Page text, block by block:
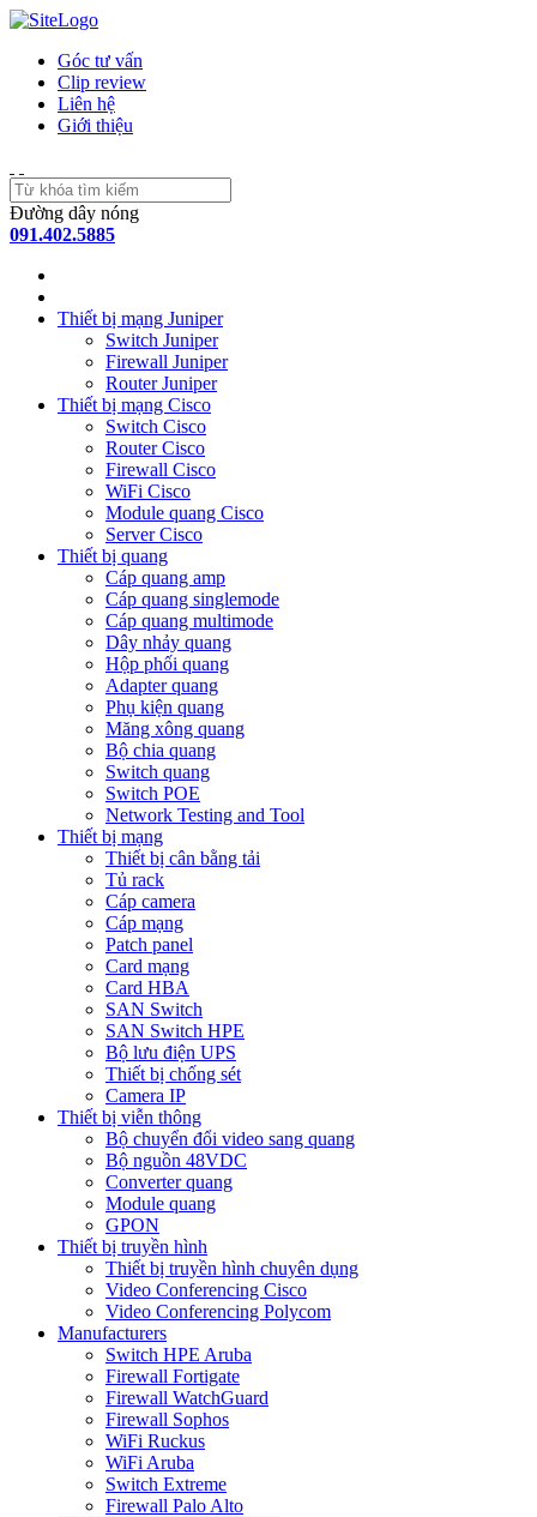
Góc tư vấn
Clip review
Liên hệ
Giới thiệu
Đường dây nóng
091.402.5885
Thiết bị mạng Juniper
Switch Juniper
Firewall Juniper
Router Juniper
Thiết bị mạng Cisco
Switch Cisco
Router Cisco
Firewall Cisco
WiFi Cisco
Module quang Cisco
Server Cisco
Thiết bị quang
Cáp quang amp
Cáp quang singlemode
Cáp quang multimode
Dây nhảy quang
Hộp phối quang
Adapter quang
Phụ kiện quang
Măng xông quang
Bộ chia quang
Switch quang
Switch POE
Network Testing and Tool
Thiết bị mạng
Thiết bị cân bằng tải
Tủ rack
Cáp camera
Cáp mạng
Patch panel
Card mạng
Card HBA
SAN Switch
SAN Switch HPE
Bộ lưu điện UPS
Thiết bị chống sét
Camera IP
Thiết bị viễn thông
Bộ chuyển đổi video sang quang
Bộ nguồn 48VDC
Converter quang
Module quang
GPON
Thiết bị truyền hình
Thiết bị truyền hình chuyên dụng
Video Conferencing Cisco
Video Conferencing Polycom
Manufacturers
Switch HPE Aruba
Firewall Fortigate
Firewall WatchGuard
Firewall Sophos
WiFi Ruckus
WiFi Aruba
Switch Extreme
Firewall Palo Alto